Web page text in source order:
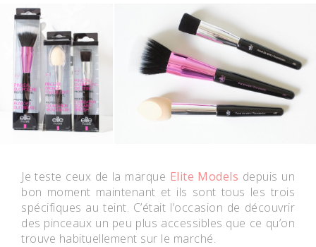
Je teste ceux de la marque Elite Models depuis un
bon moment maintenant et ils sont tous les trois
spécifiques au teint. C’était l’occasion de découvrir
des pinceaux un peu plus accessibles que ce qu’on
trouve habituellement sur le marché.